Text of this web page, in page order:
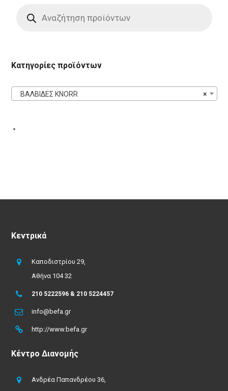
search
Κατηγορίες προϊόντων
×
ΒΑΛΒΙΔΕΣ KNORR
Κεντρικά
Καποδιστρίου 29,
Αθήνα 104 32
210 5222596 & 210 5224457
info@befa.gr
http://www.befa.gr
Κέντρο Διανομής
Ανδρέα Παπανδρέου 36,